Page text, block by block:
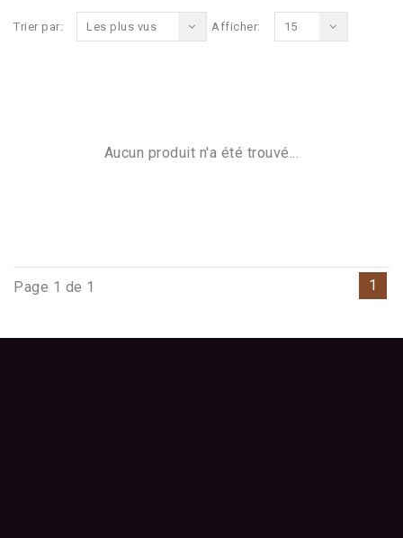
Trier par: Les plus vus Afficher: 15
Aucun produit n'a été trouvé...
Page 1 de 1 1